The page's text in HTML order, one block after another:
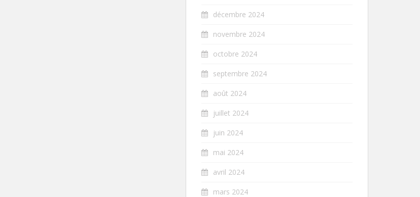
décembre 2024
novembre 2024
octobre 2024
septembre 2024
août 2024
juillet 2024
juin 2024
mai 2024
avril 2024
mars 2024